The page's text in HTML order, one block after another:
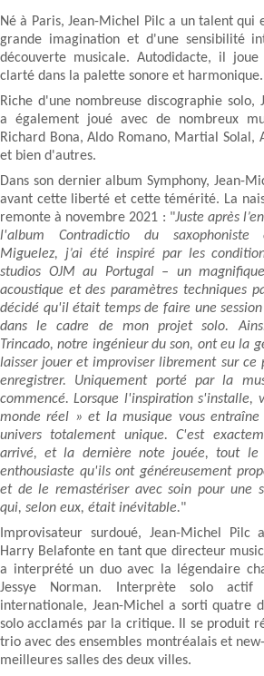
Né à Paris, Jean-Michel Pilc a un talent qui
grande imagination et d'une sensibilité
découverte musicale. Autodidacte, il
clarté dans la palette sonore et harmonique.
Riche d'une nombreuse discographie solo,
a également joué avec de nombreux
Richard Bona, Aldo Romano, Martial Solal,
et bien d'autres.
Dans son dernier album Symphony, Jean-
avant cette liberté et cette témérité. La
remonte à novembre 2021 : "Juste après
l'album Contradictio du saxophoniste
Miguelez, j’ai été inspiré par les
studios OJM au Portugal – un
acoustique et des paramètres techniques
décidé qu'il était temps de faire une
dans le cadre de mon projet solo.
Trincado, notre ingénieur du son, ont eu la
laisser jouer et improviser librement sur ce
enregistrer. Uniquement porté par la
commencé. Lorsque l'inspiration s'installe,
monde réel » et la musique vous entraîne
univers totalement unique. C'est
arrivé, et la dernière note jouée, tout le
enthousiaste qu'ils ont généreusement
et de le remastériser avec soin pour une
qui, selon eux, était inévitable."
Improvisateur surdoué, Jean-Michel Pilc
Harry Belafonte en tant que directeur
a interprété un duo avec la légendaire
Jessye Norman. Interprète solo
internationale, Jean-Michel a sorti quatre
solo acclamés par la critique. Il se produit
trio avec des ensembles montréalais et
meilleures salles des deux villes.